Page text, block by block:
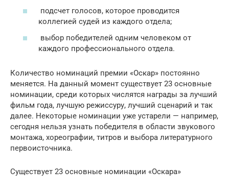
подсчет голосов, которое проводится
коллегией судей из каждого отдела;
выбор победителей одним человеком от
каждого профессионального отдела.
Количество номинаций премии «Оскар» постоянно
меняется. На данный момент существует 23 основные
номинации, среди которых числятся награды за лучший
фильм года, лучшую режиссуру, лучший сценарий и так
далее. Некоторые номинации уже устарели — например,
сегодня нельзя узнать победителя в области звукового
монтажа, хореографии, титров и выбора литературного
первоисточника.
Существует 23 основные номинации «Оскара»